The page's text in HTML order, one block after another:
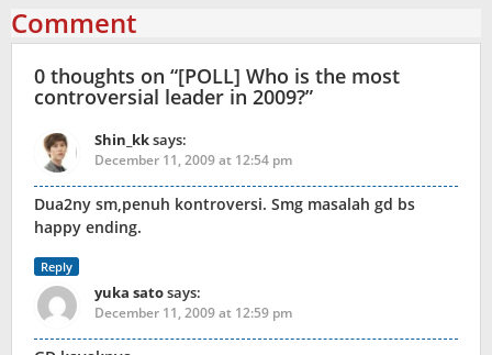
Comment
0 thoughts on “[POLL] Who is the most
controversial leader in 2009?”
Shin_kksays:
December 11, 2009 at 12:54 pm
Dua2ny sm,penuh kontroversi. Smg masalah gd bs
happy ending.
Reply
yuka satosays:
December 11, 2009 at 12:59 pm